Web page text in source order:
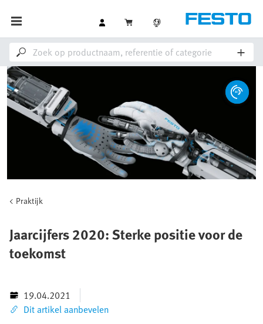
Praktijk
Jaarcijfers 2020: Sterke positie voor de
toekomst
19.04.2021
Dit artikel aanbevelen